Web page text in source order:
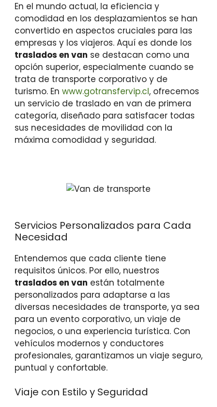
En el mundo actual, la eficiencia y
comodidad en los desplazamientos se han
convertido en aspectos cruciales para las
empresas y los viajeros. Aquí es donde los
traslados en van se destacan como una
opción superior, especialmente cuando se
trata de transporte corporativo y de
turismo. En www.gotransfervip.cl, ofrecemos
un servicio de traslado en van de primera
categoría, diseñado para satisfacer todas
sus necesidades de movilidad con la
máxima comodidad y seguridad.
Servicios Personalizados para Cada
Necesidad
Entendemos que cada cliente tiene
requisitos únicos. Por ello, nuestros
traslados en van están totalmente
personalizados para adaptarse a las
diversas necesidades de transporte, ya sea
para un evento corporativo, un viaje de
negocios, o una experiencia turística. Con
vehículos modernos y conductores
profesionales, garantizamos un viaje seguro,
puntual y confortable.
Viaje con Estilo y Seguridad